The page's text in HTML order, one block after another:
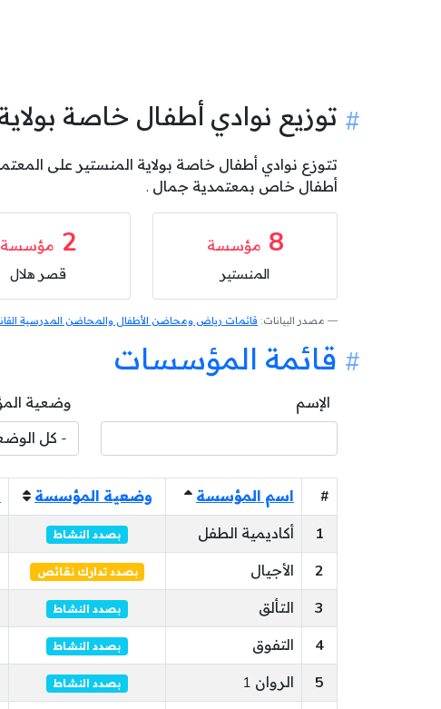
توزيع نوادي أطفال خاصة
أطفال خاص بمعتمدية جمال .
8 مؤسسة
المنستير
2 مؤسسة
قصر هلال
مصدر البيانات: قائمات رياض ومحاضن الأطفال والمحاضن المدرسية
قائمة المؤسسات
الإسم وضعية
# اسم المؤسسة وضعية المؤسسة
1
أكاديمية الطفل بصدد النشاط
2
الأجيال بصدد تدارك نقائص
3
التألق بصدد النشاط
4
التفوق بصدد النشاط
5
الروان 1 بصدد النشاط